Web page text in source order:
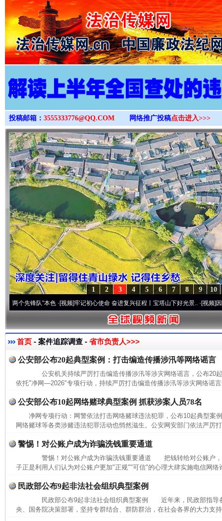
>
投稿邮箱： 3555333776@QQ.COM 网络推广投稿点击进入>>>
10
9
8
7
6
5
4
3
2
1
先锋队”本色·[视频]牢记初心使命 奋进复兴征程丨宝塔山下好光景..·[视频]因党而生
首页 - 案件追踪调查 - 省市负责人>>>
公安部公布20起典型案例：打击编造传播涉汛等网络谣言
公安机关持续严厉打击编造传播涉汛等涉灾网络谣言，公布
依托"净网—2026"专项行动，持续严厉打击编造传播涉汛等涉灾网络谣
公安部公布10起网络赌球典型案例 抓获涉案人员78名
净网专项行动：网警依法打击网络赌球违法犯罪，公布10起典型
网络赌球等各类涉赌违法犯罪活动也悄然滋生。公安网安部门依法严厉
警惕！对公账户成为诈骗洗钱重要通道
警惕！对公账户成为诈骗洗钱重要通道 把钱转给对公账户，
子正是利用人们认为对公账户更加"正规""可信"的心理大肆实施电信网络
民政部公布9起非法社会组织典型案例
民政部公布9起非法社会组织典型案例 近年来，民政部指导
央、国务院决策部署，坚持专群结合、群防群治，在社会各界的大力支